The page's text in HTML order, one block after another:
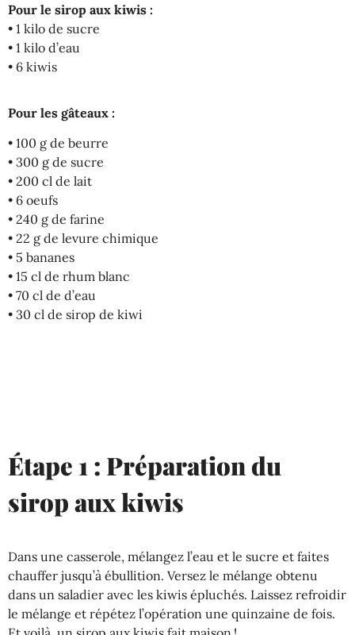
Pour le sirop aux kiwis :
• 1 kilo de sucre
• 1 kilo d’eau
• 6 kiwis
Pour les gâteaux :
• 100 g de beurre
• 300 g de sucre
• 200 cl de lait
• 6 oeufs
• 240 g de farine
• 22 g de levure chimique
• 5 bananes
• 15 cl de rhum blanc
• 70 cl de d’eau
• 30 cl de sirop de kiwi
Étape 1 : Préparation du
sirop aux kiwis
Dans une casserole, mélangez l’eau et le sucre et faites
chauffer jusqu’à ébullition. Versez le mélange obtenu
dans un saladier avec les kiwis épluchés. Laissez refroidir
le mélange et répétez l’opération une quinzaine de fois.